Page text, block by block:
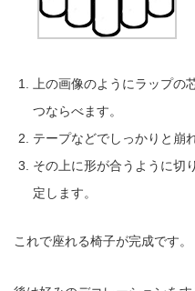
上の画像のようにラップの
つならべます。
テープなどでしっかりと崩
その上に形が合うように切
定します。
これで座れる椅子が完成です。